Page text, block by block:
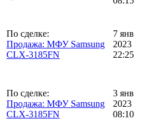
По сделке:
Продажа: МФУ Samsung
CLX-3185FN
7 янв
2023
22:25
По сделке:
Продажа: МФУ Samsung
CLX-3185FN
3 янв
2023
08:10